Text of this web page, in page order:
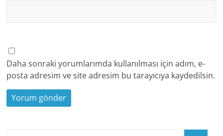
Daha sonraki yorumlarımda kullanılması için adım, e-
posta adresim ve site adresim bu tarayıcıya kaydedilsin.